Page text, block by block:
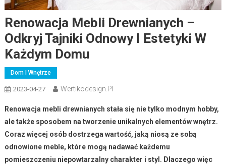
Renowacja Mebli Drewnianych –
Odkryj Tajniki Odnowy I Estetyki W
Każdym Domu
Dom I Wnętrze
2023-04-27 Wertikodesign.pl
Renowacja mebli drewnianych stała się nie tylko modnym hobby,
ale także sposobem na tworzenie unikalnych elementów wnętrz.
Coraz więcej osób dostrzega wartość, jaką niosą ze sobą
odnowione meble, które mogą nadawać każdemu
pomieszczeniu niepowtarzalny charakter i styl. Dlaczego więc